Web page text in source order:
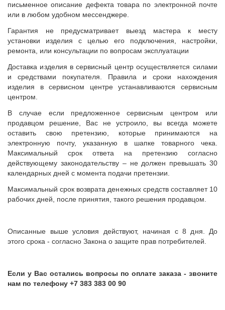
письменное описание дефекта товара по электронной почте
или в любом удобном мессенджере.
Гарантия не предусматривает выезд мастера к месту
установки изделия с целью его подключения, настройки,
ремонта, или консультации по вопросам эксплуатации
Доставка изделия в сервисный центр осуществляется силами
и средствами покупателя. Правила и сроки нахождения
изделия в сервисном центре устанавливаются сервисным
центром.
В случае если предложенное сервисным центром или
продавцом решение, Вас не устроило, вы всегда можете
оставить свою претензию, которые принимаются на
электронную почту, указанную в шапке товарного чека.
Максимальный срок ответа на претензию согласно
действующему законодательству – не должен превышать 30
календарных дней с момента подачи претензии.
Максимальный срок возврата денежных средств составляет 10
рабочих дней, после принятия, такого решения продавцом.
Описанные выше условия действуют, начиная с 8 дня. До
этого срока - согласно Закона о защите прав потребителей.
Если у Вас остались вопросы по оплате заказа - звоните
нам по телефону +7 383 383 00 90